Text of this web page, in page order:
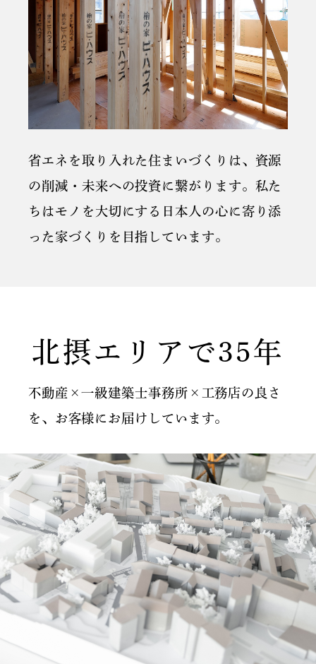
省エネを取り入れた住まいづくりは、資源
の削減・未来への投資に繋がります。私た
ちはモノを大切にする日本人の心に寄り添
った家づくりを目指しています。
北摂エリアで35年
不動産×一級建築士事務所×工務店の良さ
を、 お客様にお届けしています。